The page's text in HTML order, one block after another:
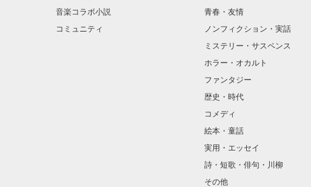
音楽コラボ小説
コミュニティ
青春・友情
ノンフィクション・実話
ミステリー・サスペンス
ホラー・オカルト
ファンタジー
歴史・時代
コメディ
絵本・童話
実用・エッセイ
詩・短歌・俳句・川柳
その他